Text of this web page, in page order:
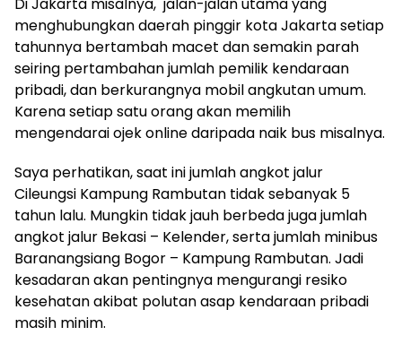
menghubungkan daerah pinggir kota Jakarta setiap
tahunnya bertambah macet dan semakin parah
seiring pertambahan jumlah pemilik kendaraan
pribadi, dan berkurangnya mobil angkutan umum.
Karena setiap satu orang akan memilih
mengendarai ojek online daripada naik bus misalnya.
Saya perhatikan, saat ini jumlah angkot jalur
Cileungsi Kampung Rambutan tidak sebanyak 5
tahun lalu. Mungkin tidak jauh berbeda juga jumlah
angkot jalur Bekasi – Kelender, serta jumlah minibus
Baranangsiang Bogor – Kampung Rambutan. Jadi
kesadaran akan pentingnya mengurangi resiko
kesehatan akibat polutan asap kendaraan pribadi
masih minim.